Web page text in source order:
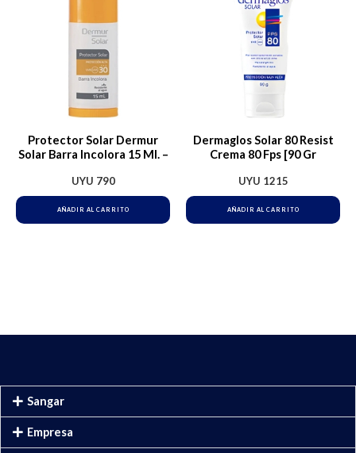
Protector Solar Dermur
Solar Barra Incolora 15 Ml. –
UYU 790
AÑADIR AL CARRITO
Dermaglos Solar 80 Resist
Crema 80 Fps [90 Gr
UYU 1215
AÑADIR AL CARRITO
Sangar
Empresa